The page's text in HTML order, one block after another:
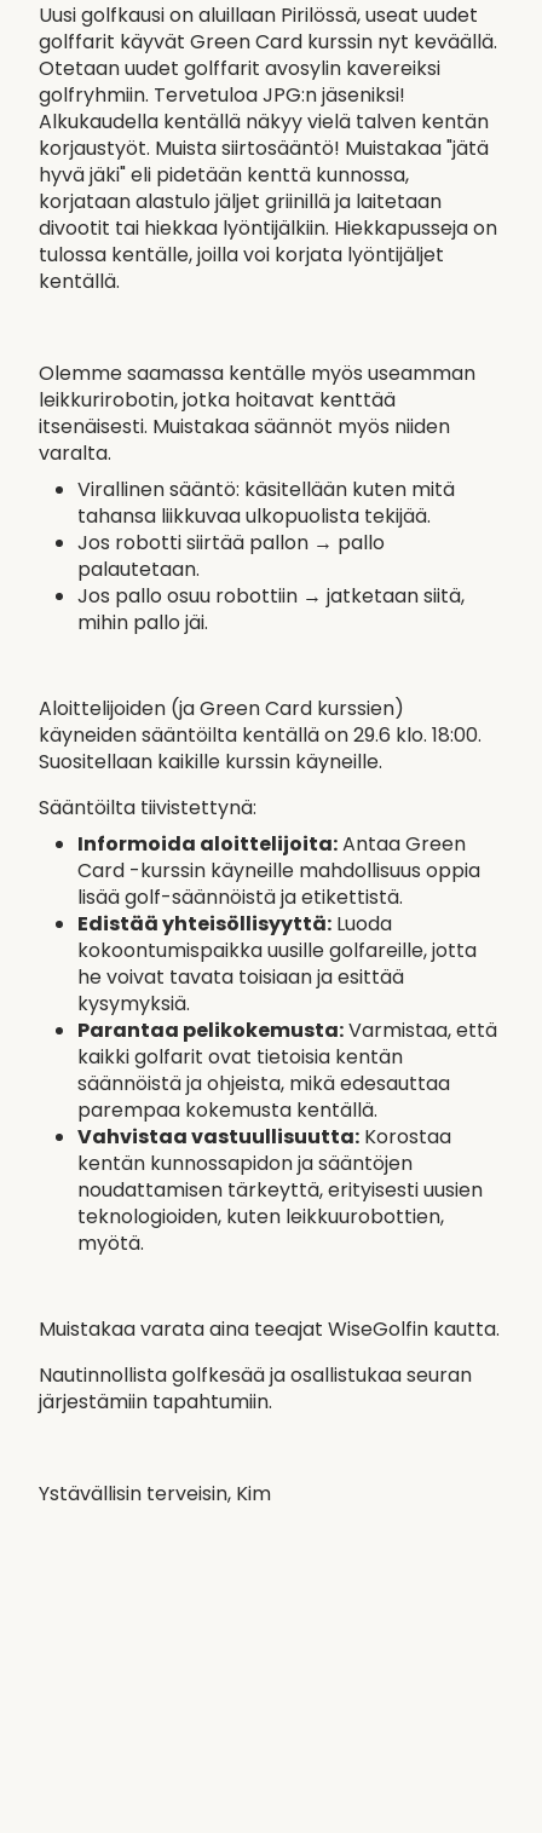
Uusi golfkausi on aluillaan Pirilössä, useat uudet
golffarit käyvät Green Card kurssin nyt keväällä.
Otetaan uudet golffarit avosylin kavereiksi
golfryhmiin. Tervetuloa JPG:n jäseniksi!
Alkukaudella kentällä näkyy vielä talven kentän
korjaustyöt. Muista siirtosääntö! Muistakaa "jätä
hyvä jäki" eli pidetään kenttä kunnossa,
korjataan alastulo jäljet griinillä ja laitetaan
divootit tai hiekkaa lyöntijälkiin. Hiekkapusseja on
tulossa kentälle, joilla voi korjata lyöntijäljet
kentällä.
Olemme saamassa kentälle myös useamman
leikkurirobotin, jotka hoitavat kenttää
itsenäisesti. Muistakaa säännöt myös niiden
varalta.
Virallinen sääntö: käsitellään kuten mitä
tahansa liikkuvaa ulkopuolista tekijää.
Jos robotti siirtää pallon → pallo
palautetaan.
Jos pallo osuu robottiin → jatketaan siitä,
mihin pallo jäi.
Aloittelijoiden (ja Green Card kurssien)
käyneiden sääntöilta kentällä on 29.6 klo. 18:00.
Suositellaan kaikille kurssin käyneille.
Sääntöilta tiivistettynä:
Informoida aloittelijoita:Antaa Green
Card -kurssin käyneille mahdollisuus oppia
lisää golf-säännöistä ja etikettistä.
Edistää yhteisöllisyyttä: Luoda
kokoontumispaikka uusille golfareille, jotta
he voivat tavata toisiaan ja esittää
kysymyksiä.
Parantaa pelikokemusta:Varmistaa, että
kaikki golfarit ovat tietoisia kentän
säännöistä ja ohjeista, mikä edesauttaa
parempaa kokemusta kentällä.
Vahvistaa vastuullisuutta: Korostaa
kentän kunnossapidon ja sääntöjen
noudattamisen tärkeyttä, erityisesti uusien
teknologioiden, kuten leikkuurobottien,
myötä.
Muistakaa varata aina teeajat WiseGolfin kautta.
Nautinnollista golfkesää ja osallistukaa seuran
järjestämiin tapahtumiin.
Ystävällisin terveisin, Kim